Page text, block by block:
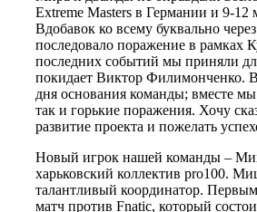
Extreme Masters в Германии и 9-
Вдобавок ко всему буквально
последовало поражение в рамках
последних событий мы приняли
покидает Виктор Филимонченко.
дня основания команды; вместе
так и горькие поражения. Хочу
развитие проекта и пожелать
Новый игрок нашей команды –
харьковский коллектив pro100.
талантливый координатор.
матч против Fnatic, который